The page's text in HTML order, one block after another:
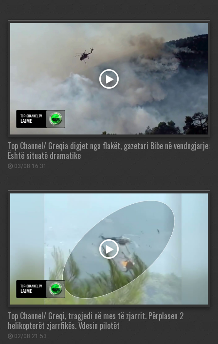
Top Channel/ Greqia digjet nga flakët, gazetari Bibe në vendngjarje:
Është situatë dramatike
03/08 16:31
Top Channel/ Greqi, tragjedi në mes të zjarrit. Përplasen 2
helikopterët zjarrfikës. Vdesin pilotët
02/08 21:53